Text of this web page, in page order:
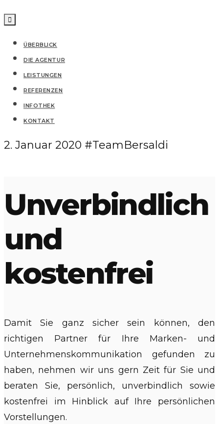
ÜBERBLICK
DIE AGENTUR
LEISTUNGEN
REFERENZEN
IN­FO­THEK
KONTAKT
2. Januar 2020 #TeamBersaldi
Unverbindlich
und
kostenfrei
Damit Sie ganz sicher sein können, den
richtigen Partner für Ihre Marken- und
Unternehmenskommunikation gefunden zu
haben, nehmen wir uns gern Zeit für Sie und
beraten Sie, persönlich, unverbindlich sowie
kostenfrei im Hinblick auf Ihre persönlichen
Vorstellungen.